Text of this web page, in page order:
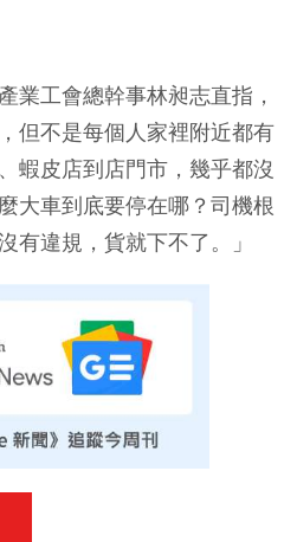
業工會總幹事林昶志直指，
但不是每個人家裡附近都有
蝦皮店到店門市，幾乎都沒
大車到底要停在哪？司機根
有違規，貨就下不了。」